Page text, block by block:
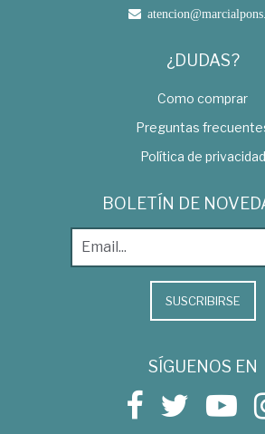
¿DUDAS?
Como comprar
Preguntas
Política de privacidad
BOLETÍN DE
SUSCRIBIRSE
SÍGUENOS EN